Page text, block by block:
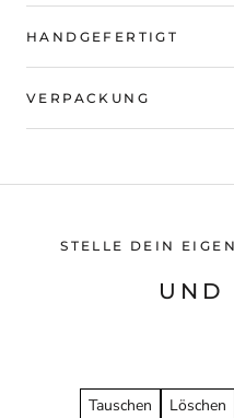
HANDGEFERTIGT
VERPACKUNG
STELLE DEIN
UND
Tauschen Löschen